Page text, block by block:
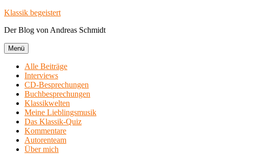
Zum
springen
Klassik begeistert
Der Blog von Andreas Schmidt
Menü
Alle Beiträge
Interviews
CD-Besprechungen
Buchbesprechungen
Klassikwelten
Meine Lieblingsmusik
Das Klassik-Quiz
Kommentare
Autorenteam
Über mich